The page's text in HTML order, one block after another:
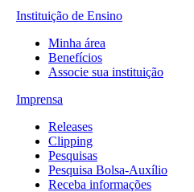
Instituição de Ensino
Minha área
Benefícios
Associe sua instituição
Imprensa
Releases
Clipping
Pesquisas
Pesquisa Bolsa-Auxílio
Receba informações